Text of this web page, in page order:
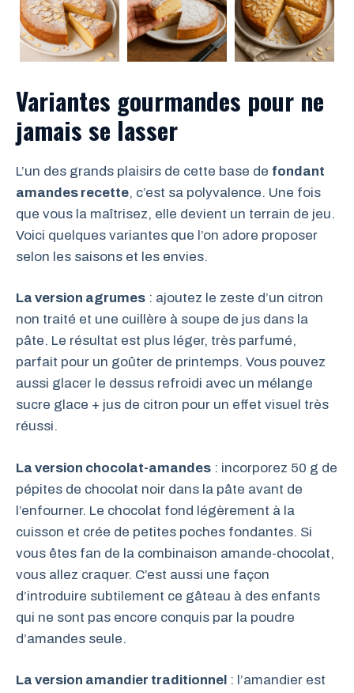
Variantes gourmandes pour ne
jamais se lasser
L’un des grands plaisirs de cette base de fondant
amandes recette, c’est sa polyvalence. Une fois
que vous la maîtrisez, elle devient un terrain de jeu.
Voici quelques variantes que l’on adore proposer
selon les saisons et les envies.
La version agrumes : ajoutez le zeste d’un citron
non traité et une cuillère à soupe de jus dans la
pâte. Le résultat est plus léger, très parfumé,
parfait pour un goûter de printemps. Vous pouvez
aussi glacer le dessus refroidi avec un mélange
sucre glace + jus de citron pour un effet visuel très
réussi.
La version chocolat-amandes : incorporez 50 g de
pépites de chocolat noir dans la pâte avant de
l’enfourner. Le chocolat fond légèrement à la
cuisson et crée de petites poches fondantes. Si
vous êtes fan de la combinaison amande-chocolat,
vous allez craquer. C’est aussi une façon
d’introduire subtilement ce gâteau à des enfants
qui ne sont pas encore conquis par la poudre
d’amandes seule.
La version amandier traditionnel : l’amandier est